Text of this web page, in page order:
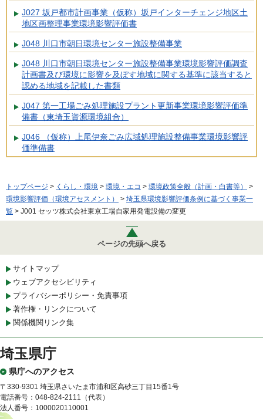
J027 坂戸都市計画事業（仮称）坂戸インターチェンジ地区土
地区画整理事業環境影響評価書
J048 川口市朝日環境センター施設整備事業
J048 川口市朝日環境センター施設整備事業環境影響評価調査
計画書及び環境に影響を及ぼす地域に関する基準に該当すると
認める地域を記載した書類
J047 第一工場ごみ処理施設プラント更新事業環境影響評価準
備書（東埼玉資源環境組合）
J046 （仮称）上尾伊奈ごみ広域処理施設整備事業環境影響評
価準備書
トップページ > くらし・環境 > 環境・エコ > 環境政策全般（計画・白書等）
>
環境影響評価（環境アセスメント）
> 埼玉県環境影響評価条例に基づく事業一
覧 > J001 セッツ株式会社東京工場自家用発電設備の変更
ページの先頭へ戻る
サイトマップ
ウェブアクセシビリティ
プライバシーポリシー・免責事項
著作権・リンクについて
関係機関リンク集
埼玉県庁
県庁へのアクセス
〒330-9301 埼玉県さいたま市浦和区高砂三丁目15番1号
電話番号：048-824-2111（代表）
法人番号：1000020110001